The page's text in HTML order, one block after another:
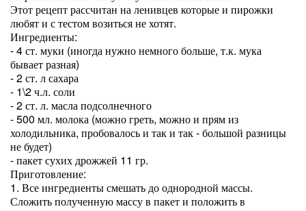
Этот рецепт рассчитан на ленивцев которые и пирожки
любят и с тестом возиться не хотят.
Ингредиенты:
- 4 ст. муки (иногда нужно немного больше, т.к. мука
бывает разная)
- 2 ст. л сахара
- 1\2 ч.л. соли
- 2 ст. л. масла подсолнечного
- 500 мл. молока (можно греть, можно и прям из
холодильника, пробовалось и так и так - большой разницы
не будет)
- пакет сухих дрожжей 11 гр.
Приготовление:
1. Все ингредиенты смешать до однородной массы.
Сложить полученную массу в пакет и положить в